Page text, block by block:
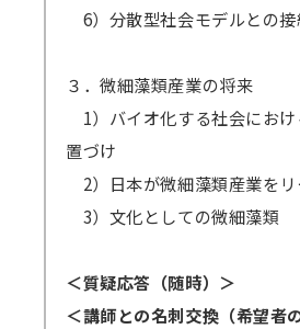
6）分散型社会モデルとの接
３．微細藻類産業の将来
1）バイオ化する社会にお
置づけ
2）日本が微細藻類産業を
3）文化としての微細藻類
＜質疑応答（随時）＞
＜講師との名刺交換（希望者